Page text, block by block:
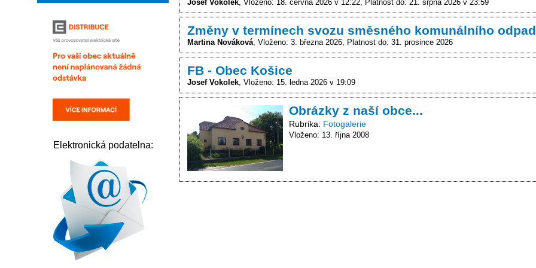
Josef Vokolek Vloženo: 18. června 2026 v 12:22 Platnost do: 21. srpna 2026 v 23:59
Změny v termínech svozu směsného komunálního
Martina Nováková Vloženo: 3. března 2026 Platnost do: 31. prosince 2026
FB - Obec Košice
Josef Vokolek Vloženo: 15. ledna 2026 v 19:09
Obrázky z naší obce...
Rubrika Fotogalerie
Vloženo: 13. října 2008
Elektronická podatelna: